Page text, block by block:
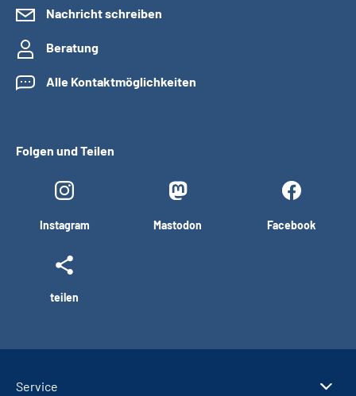
Nachricht schreiben
Beratung
Alle Kontaktmöglichkeiten
Folgen und Teilen
Instagram Mastodon Facebook
teilen
Service